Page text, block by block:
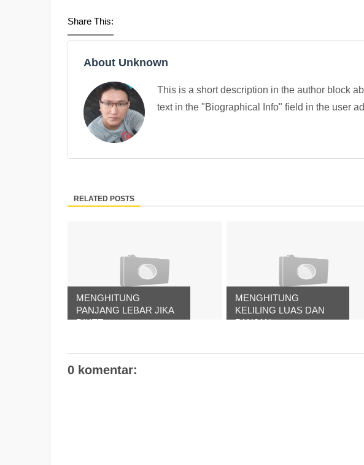
Share This:
About Unknown
This is a short description in the author block
text in the "Biographical Info" field in the user
RELATED POSTS
MENGHITUNG
PANJANG LEBAR JIKA
DIKET...
MENGHITUNG
KELILING LUAS DAN
PANJAN...
0 komentar: